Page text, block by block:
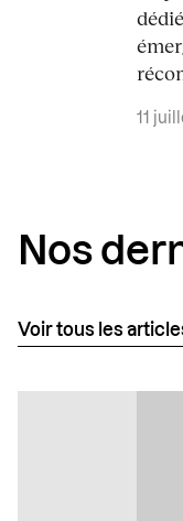
11
Nos
Voir tous les